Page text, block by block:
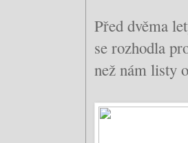
Před dvěma
se rozhodla
než nám listy